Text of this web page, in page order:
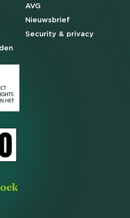
AVG
Nieuwsbrief
Security & privacy